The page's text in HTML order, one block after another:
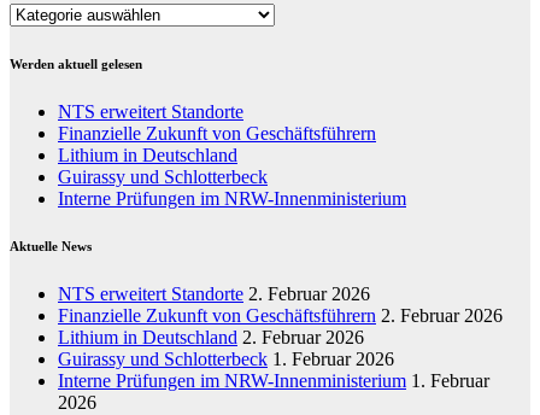
Kategorien
Werden aktuell gelesen
NTS erweitert Standorte
Finanzielle Zukunft von Geschäftsführern
Lithium in Deutschland
Guirassy und Schlotterbeck
Interne Prüfungen im NRW-Innenministerium
Aktuelle News
NTS erweitert Standorte 2. Februar 2026
Finanzielle Zukunft von Geschäftsführern 2. Februar 2026
Lithium in Deutschland 2. Februar 2026
Guirassy und Schlotterbeck 1. Februar 2026
Interne Prüfungen im NRW-Innenministerium 1. Februar
2026